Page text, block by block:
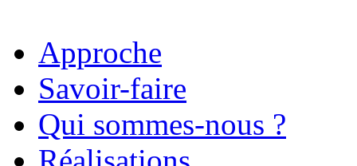
Approche
Savoir-faire
Qui sommes-nous ?